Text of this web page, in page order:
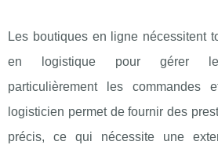
Les boutiques en ligne nécessitent
en logistique pour gérer les
particulièrement les commandes
logisticien permet de fournir des
précis, ce qui nécessite une